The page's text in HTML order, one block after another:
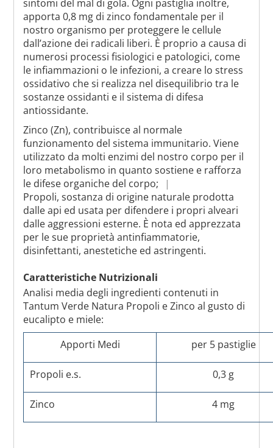
sintomi del mal di gola. Ogni pastiglia inoltre,
apporta 0,8 mg di zinco fondamentale per il
nostro organismo per proteggere le cellule
dall’azione dei radicali liberi. È proprio a causa di
numerosi processi fisiologici e patologici, come
le infiammazioni o le infezioni, a creare lo stress
ossidativo che si realizza nel disequilibrio tra le
sostanze ossidanti e il sistema di difesa
antiossidante.
Zinco (Zn), contribuisce al normale
funzionamento del sistema immunitario. Viene
utilizzato da molti enzimi del nostro corpo per il
loro metabolismo in quanto sostiene e rafforza
le difese organiche del corpo;
Propoli, sostanza di origine naturale prodotta
dalle api ed usata per difendere i propri alveari
dalle aggressioni esterne. È nota ed apprezzata
per le sue proprietà antinfiammatorie,
disinfettanti, anestetiche ed astringenti.
Caratteristiche Nutrizionali
Analisi media degli ingredienti contenuti in
Tantum Verde Natura Propoli e Zinco al gusto di
eucalipto e miele:
Apporti Medi
per 5 pastiglie
Propoli e.s. 0,3 g
Zinco 4 mg